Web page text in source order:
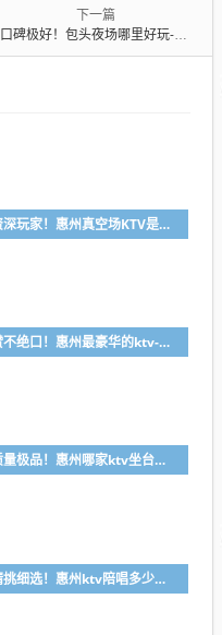
下一篇
口碑极好！包头夜场哪里好玩-首选香格里拉ktv会所消费行情推荐
资深玩家！惠州真空场KTV是干嘛的-首选大富豪酒店KTV会所消费行情推荐
赞不绝口！惠州最豪华的ktv-首选金玉满堂ktv会所消费行情推荐
质量极品！惠州哪家ktv坐台小费最高-首选喜悦酒店ktv会所消费行情推荐
精挑细选！惠州ktv陪唱多少钱-首选丽景国际ktv会所消费行情推荐